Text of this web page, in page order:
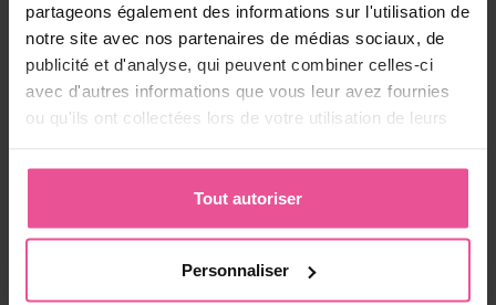
partageons également des informations sur l'utilisation de
notre site avec nos partenaires de médias sociaux, de
publicité et d'analyse, qui peuvent combiner celles-ci
avec d'autres informations que vous leur avez fournies
ou qu'ils ont collectées lors de votre utilisation de leurs
Tout autoriser
Personnaliser
Taille: 2XL-3XL
Sur commande (délai de livraison 5-7 jours)
à partir 62,90 €
Ajouter au panier